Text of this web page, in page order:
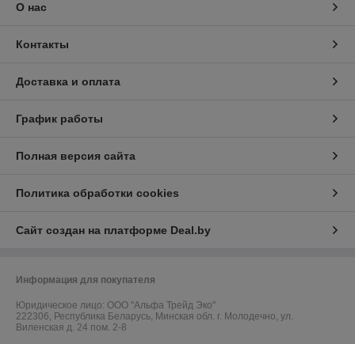
О нас
Контакты
Доставка и оплата
График работы
Полная версия сайта
Политика обработки cookies
Сайт создан на платформе Deal.by
Информация для покупателя
Юридическое лицо: ООО "Альфа Трейд Эко"
222306, Республика Беларусь, Минская обл. г. Молодечно, ул.
Виленская д. 24 пом. 2-8